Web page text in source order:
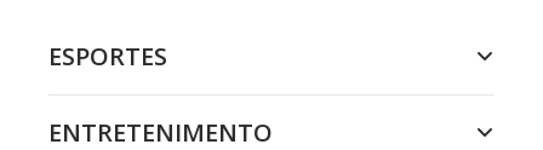
ESPORTES
ENTRETENIMENTO